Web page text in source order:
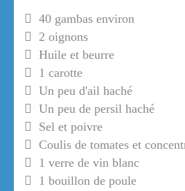
40 gambas environ
2 oignons
Huile et beurre
1 carotte
Un peu d'ail haché
Un peu de persil haché
Sel et poivre
Coulis de tomates et
1 verre de vin blanc
1 bouillon de poule